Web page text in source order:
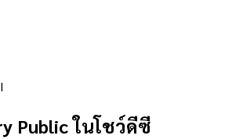
Public ในโชว์ดีซี